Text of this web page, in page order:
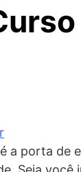
a porta de